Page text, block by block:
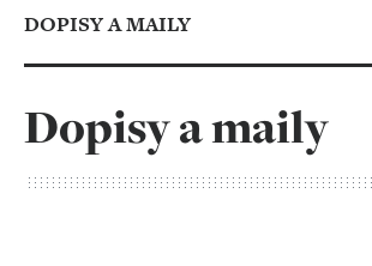
DOPISY A MAILY
Dopisy a maily